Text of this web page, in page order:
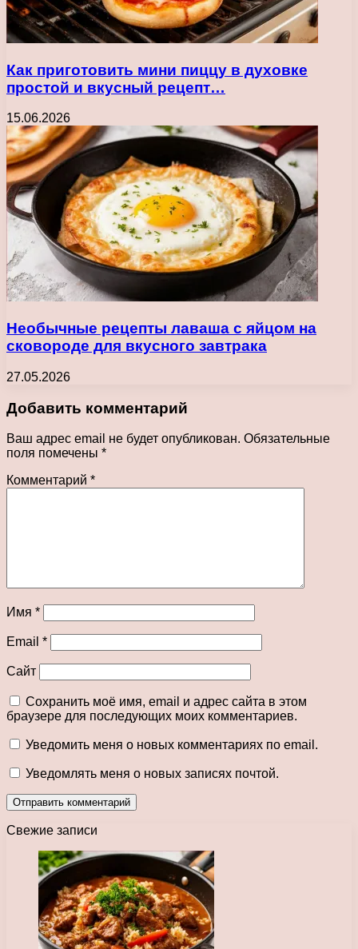
Как приготовить мини пиццу в духовке
простой и вкусный рецепт…
15.06.2026
Необычные рецепты лаваша с яйцом на
сковороде для вкусного завтрака
27.05.2026
Добавить комментарий
Ваш адрес email не будет опубликован. Обязательные
поля помечены *
Комментарий *
Имя *
Email *
Сайт
Сохранить моё имя, email и адрес сайта в этом
браузере для последующих моих комментариев.
Уведомить меня о новых комментариях по email.
Уведомлять меня о новых записях почтой.
Свежие записи